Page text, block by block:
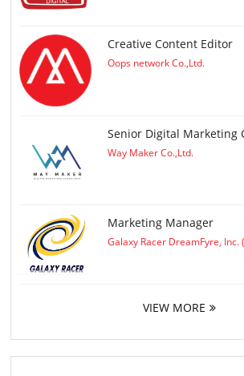
Creative Content Editor
Oops network Co.,Ltd.
Senior Digital Marketing
Way Maker Co.,Ltd.
Marketing Manager
Galaxy Racer DreamFyre, Inc.
VIEW MORE